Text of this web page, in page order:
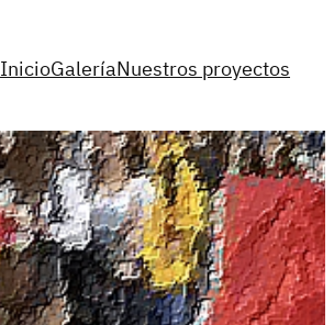
InicioGaleríaNuestros proyectos